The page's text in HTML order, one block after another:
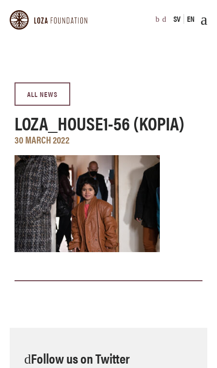
SV EN
ALL NEWS
LOZA_HOUSE1-56 (KOPIA)
30 MARCH 2022
Follow us on Twitter